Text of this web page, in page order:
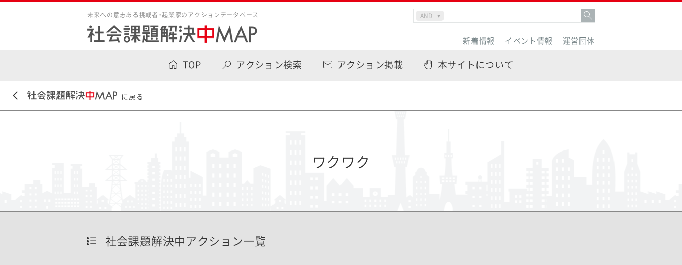
未来への意志ある挑戦者・起業家のアクションデータベース
新着情報 イベント情報 運営団体
TOP アクション検索 アクション掲載 本サイトについて
に戻る
ワクワク
社会課題解決中アクション一覧